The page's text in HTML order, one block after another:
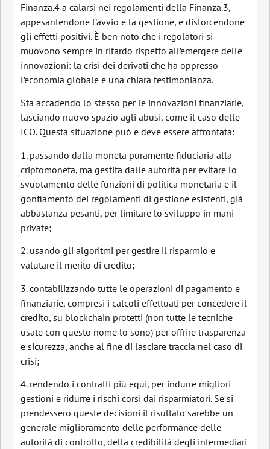
Finanza.4 a calarsi nei regolamenti della Finanza.3,
appesantendone l’avvio e la gestione, e distorcendone
gli effetti positivi. È ben noto che i regolatori si
muovono sempre in ritardo rispetto all’emergere delle
innovazioni: la crisi dei derivati che ha oppresso
l’economia globale è una chiara testimonianza.
Sta accadendo lo stesso per le innovazioni finanziarie,
lasciando nuovo spazio agli abusi, come il caso delle
ICO. Questa situazione può e deve essere affrontata:
1. passando dalla moneta puramente fiduciaria alla
criptomoneta, ma gestita dalle autorità per evitare lo
svuotamento delle funzioni di politica monetaria e il
gonfiamento dei regolamenti di gestione esistenti, già
abbastanza pesanti, per limitare lo sviluppo in mani
private;
2. usando gli algoritmi per gestire il risparmio e
valutare il merito di credito;
3. contabilizzando tutte le operazioni di pagamento e
finanziarie, compresi i calcoli effettuati per concedere il
credito, su blockchain protetti (non tutte le tecniche
usate con questo nome lo sono) per offrire trasparenza
e sicurezza, anche al fine di lasciare traccia nel caso di
crisi;
4. rendendo i contratti più equi, per indurre migliori
gestioni e ridurre i rischi corsi dai risparmiatori. Se si
prendessero queste decisioni il risultato sarebbe un
generale miglioramento delle performance delle
autorità di controllo, della credibilità degli intermediari